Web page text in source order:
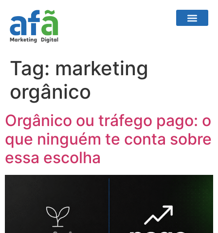
Tag: marketing
orgânico
Orgânico ou tráfego pago: o
que ninguém te conta sobre
essa escolha